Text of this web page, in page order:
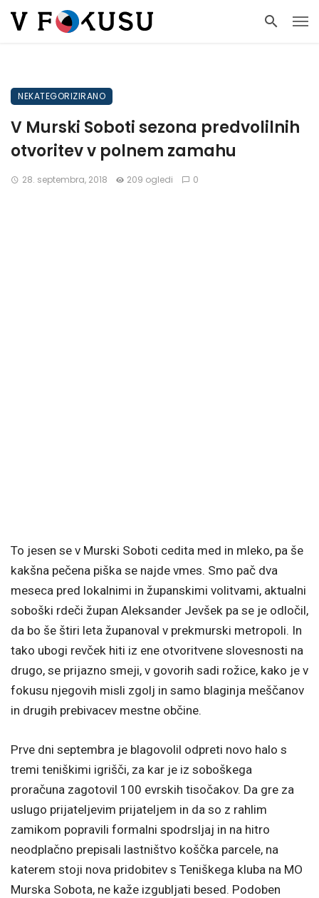
NEKATEGORIZIRANO
V Murski Soboti sezona predvolilnih
otvoritev v polnem zamahu
28. septembra, 2018 209 ogledi 0
To jesen se v Murski Soboti cedita med in mleko, pa še
kakšna pečena piška se najde vmes. Smo pač dva
meseca pred lokalnimi in županskimi volitvami, aktualni
soboški rdeči župan Aleksander Jevšek pa se je odločil,
da bo še štiri leta županoval v prekmurski metropoli. In
tako ubogi revček hiti iz ene otvoritvene slovesnosti na
drugo, se prijazno smeji, v govorih sadi rožice, kako je v
fokusu njegovih misli zgolj in samo blaginja meščanov
in drugih prebivacev mestne občine.
Prve dni septembra je blagovolil odpreti novo halo s
tremi teniškimi igrišči, za kar je iz soboškega
proračuna zagotovil 100 evrskih tisočakov. Da gre za
uslugo prijateljevim prijateljem in da so z rahlim
zamikom popravili formalni spodrsljaj in na hitro
neodplačno prepisali lastništvo koščka parcele, na
katerem stoji nova pridobitev s Teniškega kluba na MO
Murska Sobota, ne kaže izgubljati besed. Podoben